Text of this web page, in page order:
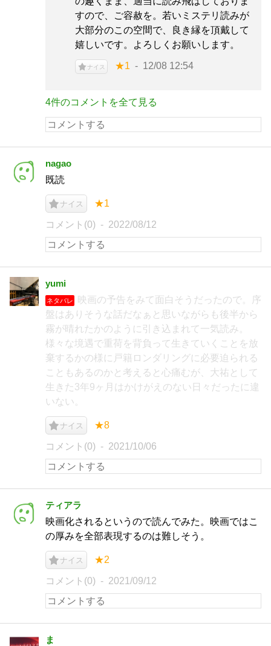
すので、ご容赦を。若いミステリ読みが
大部分のこの空間で、良き縁を頂戴して
嬉しいです。よろしくお願いします。
ナイス ★1 12/08 12:54
4件のコメントを全て見る
nagao
既読
ナイス ★1
コメント(0) 2022/08/12
yumi
ネタバレ
映画の予告をみて面白そうだったので。序
盤はありそうな話だなぁと思いながらも後半から
霧が晴れたかのように引き込まれて一気読み。
様々な境遇で重荷を背負って生きていくことを放
棄するかの様に戸籍ロンダリングに必要迫られる
こともあるのかと考えると心痛むが、大祐として
生きた3年9ヶ月はかけがえのない日々だったに違
いない。
ナイス ★8
コメント(0) 2021/10/06
ティアラ
映画化されるというので読んでみた。映画ではこ
の厚みを全部表現するのは難しそう。
ナイス ★2
コメント(0) 2021/09/12
ま